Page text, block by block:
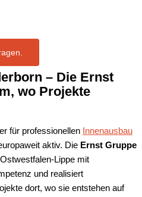
– Die Ernst
wo Projekte
für professionellen Innenausbau
aktiv. Die Ernst Gruppe
Lippe mit
und realisiert
dort, wo sie entstehen auf